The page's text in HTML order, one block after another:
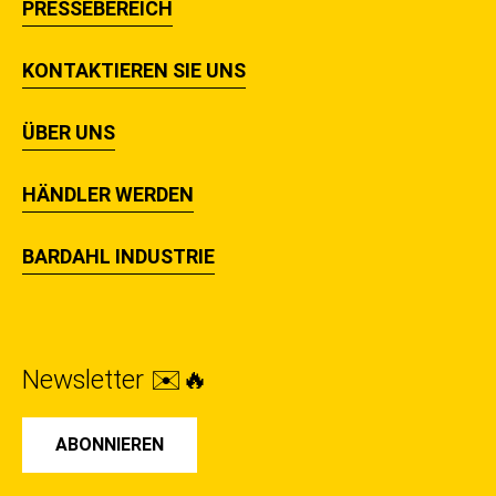
PRESSEBEREICH
KONTAKTIEREN SIE UNS
ÜBER UNS
HÄNDLER WERDEN
BARDAHL INDUSTRIE
Newsletter ✉️🔥
ABONNIEREN